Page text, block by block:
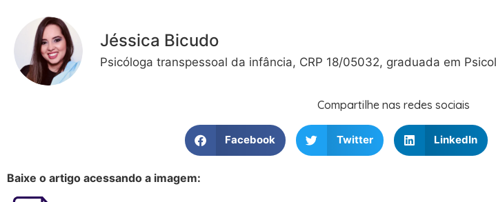
Jéssica Bicudo
Psicóloga transpessoal da infância, CRP 18/05032, graduada em
Compartilhe nas redes sociais
Facebook Twitter LinkedIn
Baixe o artigo acessando a imagem: